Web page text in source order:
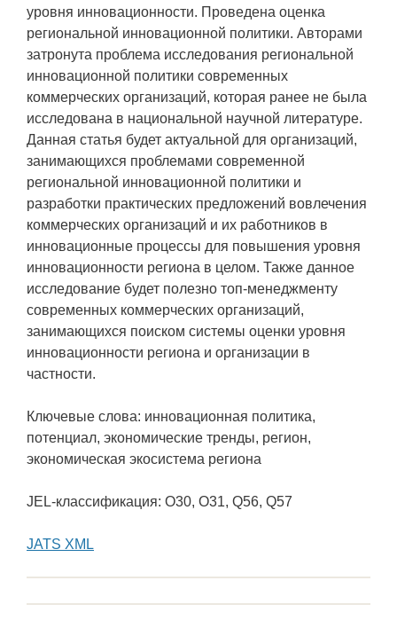
уровня инновационности. Проведена оценка
региональной инновационной политики. Авторами
затронута проблема исследования региональной
инновационной политики современных
коммерческих организаций, которая ранее не была
исследована в национальной научной литературе.
Данная статья будет актуальной для организаций,
занимающихся проблемами современной
региональной инновационной политики и
разработки практических предложений вовлечения
коммерческих организаций и их работников в
инновационные процессы для повышения уровня
инновационности региона в целом. Также данное
исследование будет полезно топ-менеджменту
современных коммерческих организаций,
занимающихся поиском системы оценки уровня
инновационности региона и организации в
частности.
Ключевые слова: инновационная политика,
потенциал, экономические тренды, регион,
экономическая экосистема региона
JEL-классификация: O30, O31, Q56, Q57
JATS XML